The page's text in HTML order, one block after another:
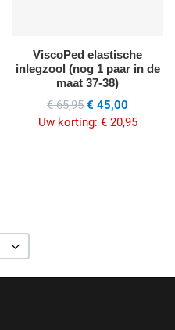
ViscoPed elastische
inlegzool (nog 1 paar in de
maat 37-38)
€ 65,95 € 45,00
Uw korting: € 20,95